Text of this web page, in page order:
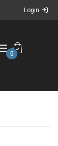
Login
0